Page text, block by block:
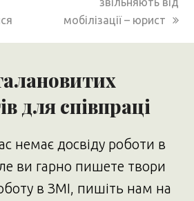
мобілізації – юрист
для співпраці
немає досвіду роботи в
ви гарно пишете твори
в ЗМІ, пишіть нам на